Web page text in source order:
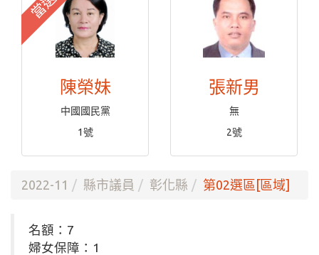
陳榮妹
中國國民黨
1號
張新男
無
2號
2022-11 縣市議員 彰化縣 第02選區[區域]
名額：7
婦女保障：1